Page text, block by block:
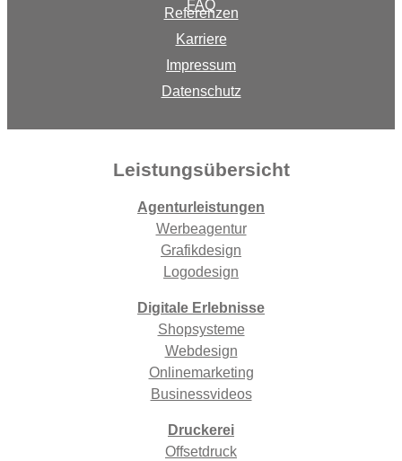
FAQ
Referenzen
Karriere
Impressum
Datenschutz
Leistungsübersicht
Agenturleistungen
Werbeagentur
Grafikdesign
Logodesign
Digitale Erlebnisse
Shopsysteme
Webdesign
Onlinemarketing
Businessvideos
Druckerei
Offsetdruck